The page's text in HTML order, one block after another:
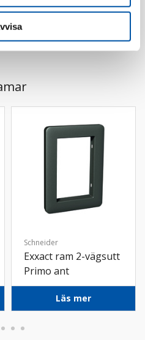
Schneider
Exxact ram 2-vägsutt
Primo ant
Läs mer